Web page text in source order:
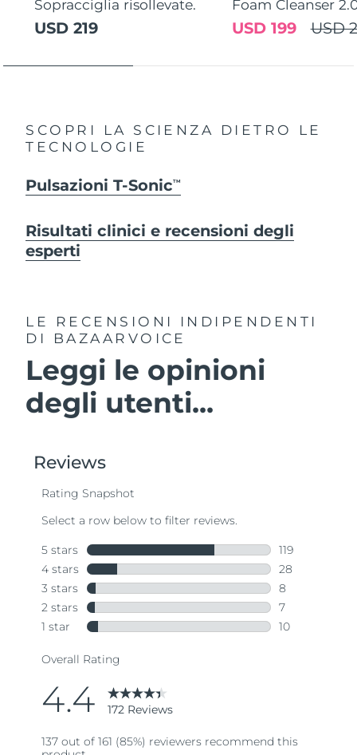
Sopracciglia risollevate.
USD 219
Foam Cleanser
USD
USD 199
SCOPRI LA SCIENZA DIETRO LE
TECNOLOGIE
Pulsazioni T-SonicTM
Risultati clinici e recensioni degli
esperti
LE RECENSIONI INDIPENDENTI
DI BAZAARVOICE
Leggi le opinioni
degli utenti...